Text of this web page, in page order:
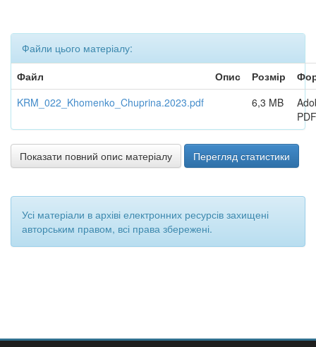
Файли цього матеріалу:
Файл
Опис Розмір
KRM_022_Khomenko_Chuprina.2023.pdf
6,3 MB
PDF
Показати повний опис матеріалу Перегляд статистики
Усі матеріали в архіві електронних ресурсів захищені
авторським правом, всі права збережені.